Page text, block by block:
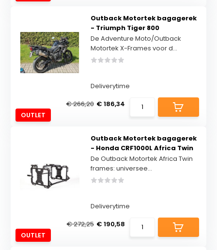
OUTLET
Outback Motortek bagagerek
- Triumph Tiger 800
De Adventure Moto/Outback
Motortek X-Frames voor d...
Deliverytime
€ 266,20 € 186,34
OUTLET
Outback Motortek bagagerek
- Honda CRF1000L Africa Twin
De Outback Motortek Africa Twin
frames: universee...
Deliverytime
€ 272,25 € 190,58